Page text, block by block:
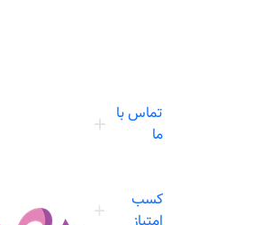
تماس با
ما
کسب